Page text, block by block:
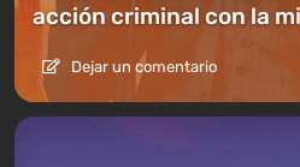
acción criminal con la
Dejar un comentario